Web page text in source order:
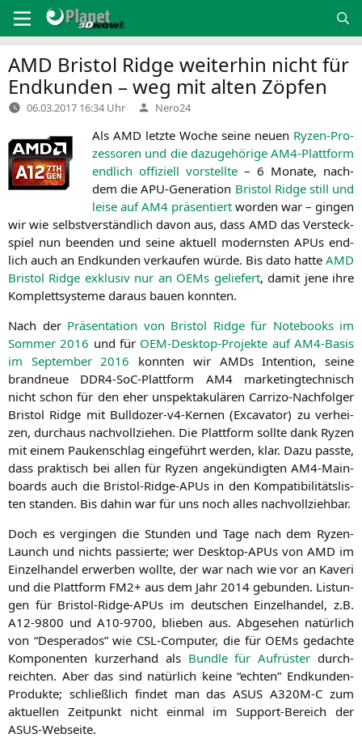
Inhalt
springen
AMD Bristol Ridge weiterhin nicht für
Endkunden – weg mit alten Zöpfen
06.03.2017 16:34 Uhr Verfasst
von
Nero24
Als AMD letz­te Woche sei­ne neu­en Ryzen-Pro­
zes­so­ren und die dazu­ge­hö­ri­ge AM4-Platt­form
end­lich offi­zi­ell vor­stell­te – 6 Mona­te, nach­
dem die APU-Gene­ra­ti­on Bris­tol Ridge still und
lei­se aufAM4 prä­sen­tiert wor­den war – gin­gen
wir wie selbst­ver­ständ­lich davon aus, dass AMD das Ver­steck­
spiel nun been­den und sei­ne aktu­ell moderns­ten APUs end­
lich auch an End­kun­den ver­kau­fen wür­de. Bis dato hat­te AMD
Bris­tol Ridge exklu­siv nur an OEMs gelie­fert, damit jene ihre
Kom­plett­sys­te­me dar­aus bau­en konnten.
Nach der Prä­sen­ta­ti­on von Bris­tol Ridge für Note­books im
Som­mer 2016 und für OEM-Desk­top-Pro­jek­te auf AM4-Basis
im Sep­tem­ber 2016 konn­ten wir AMDs Inten­ti­on, sei­ne
brand­neue DDR4-SoC-Platt­form AM4mar­ke­ting­tech­nisch
nicht schon für den eher unspek­ta­ku­lä­ren Car­ri­zo-Nach­fol­ger
Bris­tol Ridge mit Bull­do­zer-v4-Ker­nen (Excava­tor) zu ver­hei­
zen, durch­aus nach­voll­zie­hen. Die Platt­form soll­te dank Ryzen
mit einem Pau­ken­schlag ein­ge­führt wer­den, klar. Dazu pass­te,
dass prak­tisch bei allen für Ryzen ange­kün­dig­ten AM4-Main­
boards auch die Bris­tol-Ridge-APUs in den Kom­pa­ti­bi­li­täts­lis­
ten stan­den. Bis dahin war für uns noch alles nachvollziehbar.
Doch es ver­gin­gen die Stun­den und Tage nach dem Ryzen-
Launch und nichts pas­sier­te; wer Desk­top-APUs von AMD im
Ein­zel­han­del erwer­ben woll­te, der war nach wie vor an Kaveri
und die Platt­form FM2+ aus dem Jahr 2014 gebun­den. Lis­tun­
gen für Bris­tol-Ridge-APUs im deut­schen Ein­zel­han­del, z.B.
A12-9800 und A10-9700, blie­ben aus. Abge­se­hen natür­lich
von “Despe­ra­dos” wie CSL-Com­pu­ter, die für OEMs gedach­te
Kom­po­nen­ten kur­zer­hand als Bund­le für Auf­rüs­ter durch­
reich­ten. Aber das sind natür­lich kei­ne “ech­ten” End­kun­den-
Pro­duk­te; schließ­lich fin­det man dasASUS A320M‑C zum
aktu­el­len Zeit­punkt nicht ein­mal im Sup­port-Bereich der
ASUS-Webseite.